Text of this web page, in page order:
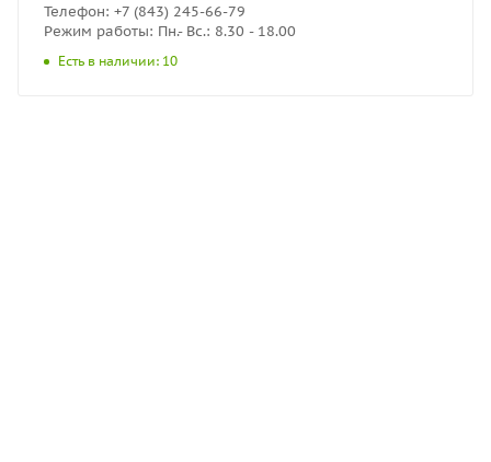
Телефон: +7 (843) 245-66-79
Режим работы: Пн.- Вс.: 8.30 - 18.00
Есть в наличии: 10